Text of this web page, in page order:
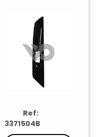
Ref:
3371504B